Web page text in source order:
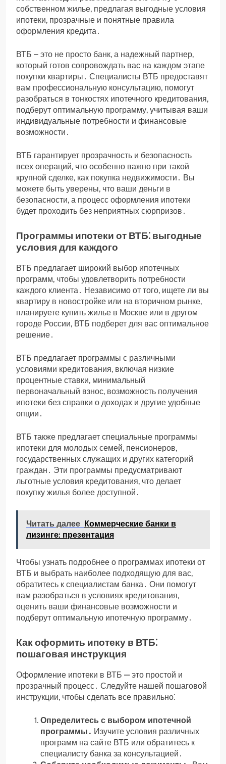
собственном жилье, предлагая выгодные условия
ипотеки, прозрачные и понятные правила
оформления кредита․
ВТБ – это не просто банк, а надежный партнер,
который готов сопровождать вас на каждом этапе
покупки квартиры․ Специалисты ВТБ предоставят
вам профессиональную консультацию, помогут
разобраться в тонкостях ипотечного кредитования,
подберут оптимальную программу, учитывая ваши
индивидуальные потребности и финансовые
возможности․
ВТБ гарантирует прозрачность и безопасность
всех операций, что особенно важно при такой
крупной сделке, как покупка недвижимости․ Вы
можете быть уверены, что ваши деньги в
безопасности, а процесс оформления ипотеки
будет проходить без неприятных сюрпризов․
Программы ипотеки от ВТБ⁚ выгодные
условия для каждого
ВТБ предлагает широкий выбор ипотечных
программ, чтобы удовлетворить потребности
каждого клиента․ Независимо от того, ищете ли вы
квартиру в новостройке или на вторичном рынке,
планируете купить жилье в Москве или в другом
городе России, ВТБ подберет для вас оптимальное
решение․
ВТБ предлагает программы с различными
условиями кредитования, включая низкие
процентные ставки, минимальный
первоначальный взнос, возможность получения
ипотеки без справки о доходах и другие удобные
опции․
ВТБ также предлагает специальные программы
ипотеки для молодых семей, пенсионеров,
государственных служащих и других категорий
граждан․ Эти программы предусматривают
льготные условия кредитования, что делает
покупку жилья более доступной․
Читать далее Коммерческие банки в
лизинге: презентация
Чтобы узнать подробнее о программах ипотеки от
ВТБ и выбрать наиболее подходящую для вас,
обратитесь к специалистам банка․ Они помогут
вам разобраться в условиях кредитования,
оценить ваши финансовые возможности и
подберут оптимальную ипотечную программу․
Как оформить ипотеку в ВТБ⁚
пошаговая инструкция
Оформление ипотеки в ВТБ — это простой и
прозрачный процесс․ Следуйте нашей пошаговой
инструкции, чтобы сделать все правильно⁚
Определитесь с выбором ипотечной
программы․ Изучите условия различных
программ на сайте ВТБ или обратитесь к
специалисту банка за консультацией․